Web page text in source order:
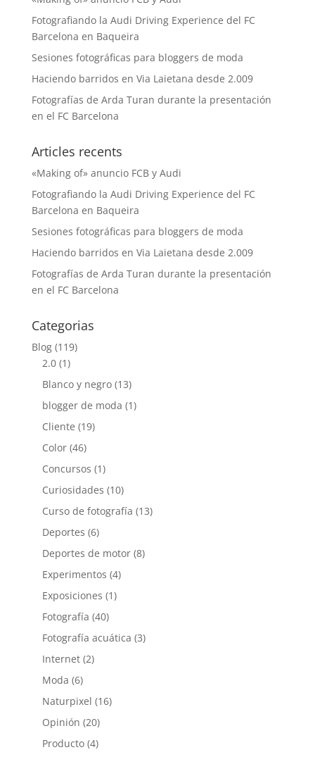
Fotografiando la Audi Driving Experience del FC
Barcelona en Baqueira
Sesiones fotográficas para bloggers de moda
Haciendo barridos en Via Laietana desde 2.009
Fotografías de Arda Turan durante la presentación
en el FC Barcelona
Articles recents
«Making of» anuncio FCB y Audi
Fotografiando la Audi Driving Experience del FC
Barcelona en Baqueira
Sesiones fotográficas para bloggers de moda
Haciendo barridos en Via Laietana desde 2.009
Fotografías de Arda Turan durante la presentación
en el FC Barcelona
Categorias
Blog(119)
2.0(1)
Blanco y negro(13)
blogger de moda (1)
Cliente (19)
Color(46)
Concursos (1)
Curiosidades (10)
Curso de fotografía (13)
Deportes (6)
Deportes de motor(8)
Experimentos (4)
Exposiciones (1)
Fotografía (40)
Fotografía acuática (3)
Internet(2)
Moda (6)
Naturpixel (16)
Opinión (20)
Producto(4)